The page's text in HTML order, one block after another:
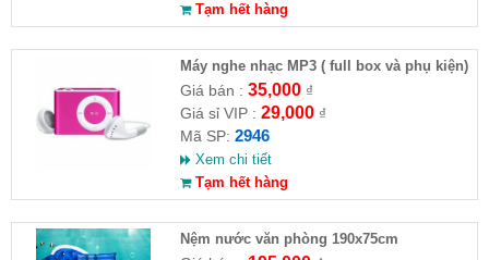
Tạm hết hàng
Máy nghe nhạc MP3 ( full box và phụ kiện)
Giá bán : 35,000₫
Giá sỉ VIP : 29,000₫
Mã SP: 2946
Xem chi tiết
Tạm hết hàng
Nệm nước văn phòng 190x75cm